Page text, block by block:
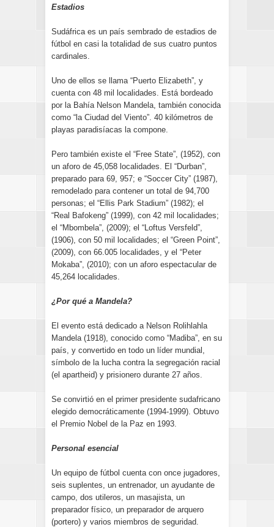
Estadios
Sudáfrica es un país sembrado de estadios de
fútbol en casi la totalidad de sus cuatro puntos
cardinales.
Uno de ellos se llama “Puerto Elizabeth”, y
cuenta con 48 mil localidades. Está bordeado
por la Bahía Nelson Mandela, también conocida
como “la Ciudad del Viento”. 40 kilómetros de
playas paradisíacas la compone.
Pero también existe el “Free State”, (1952), con
un aforo de 45,058 localidades. El “Durban”,
preparado para 69, 957; e “Soccer City” (1987),
remodelado para contener un total de 94,700
personas; el “Ellis Park Stadium” (1982); el
“Real Bafokeng” (1999), con 42 mil localidades;
el “Mbombela”, (2009); el “Loftus Versfeld”,
(1906), con 50 mil localidades; el “Green Point”,
(2009), con 66.005 localidades, y el “Peter
Mokaba”, (2010); con un aforo espectacular de
45,264 localidades.
¿Por qué a Mandela?
El evento está dedicado a Nelson Rolihlahla
Mandela (1918), conocido como “Madiba”, en su
país, y convertido en todo un líder mundial,
símbolo de la lucha contra la segregación racial
(el apartheid) y prisionero durante 27 años.
Se convirtió en el primer presidente sudafricano
elegido democráticamente (1994-1999). Obtuvo
el Premio Nobel de la Paz en 1993.
Personal esencial
Un equipo de fútbol cuenta con once jugadores,
seis suplentes, un entrenador, un ayudante de
campo, dos utileros, un masajista, un
preparador físico, un preparador de arquero
(portero) y varios miembros de seguridad.